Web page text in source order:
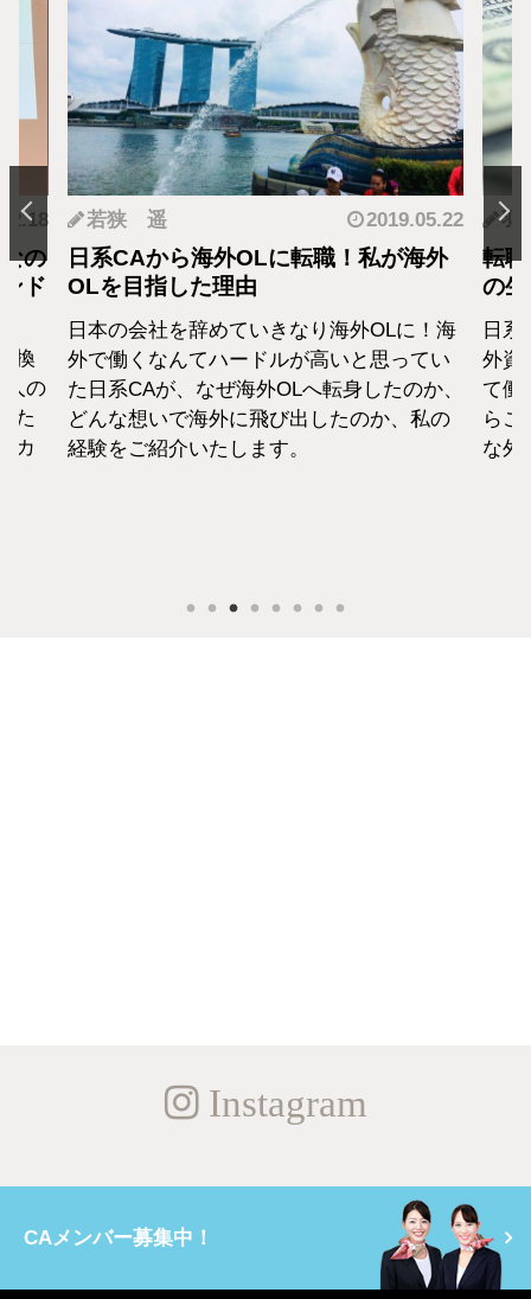
の
ド
換
人の
た
カ
若狭 遥 2019.05.22
日系CAから海外OLに転職！私が海外
OLを目指した理由
日本の会社を辞めていきなり海外OLに！海
外で働くなんてハードルが高いと思ってい
た日系CAが、なぜ海外OLへ転身したのか、
どんな想いで海外に飛び出したのか、私の
経験をご紹介いたします。
羽
転
の
日
外資
て働
らこ
な外
Instagram
CAメンバー募集中！